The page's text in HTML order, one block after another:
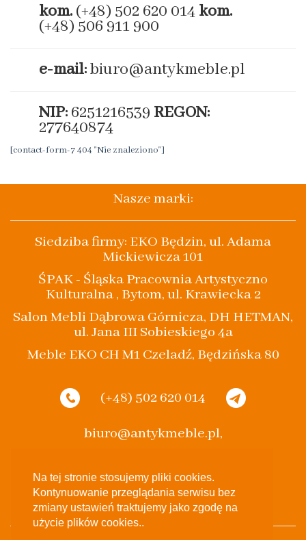
Na tej stronie stosujemy pliki cookies.
Kontynuowanie przeglądania serwisu bez
zmiany ustawień traktujemy jako zgodę na
użycie plików cookies..
kom. (+48) 502 620 014 kom.
(+48) 506 911 900
e-mail:biuro@antykmeble.pl
NIP: 6251216539 REGON:
277640874
[contact-form-7 404 "Nie znaleziono"]
Nasze marki:
Siedziba firmy: EKO Będzin, ul. Adama
Mickiewicza 101
ŚPAK - Śląska Pracownia Artystyczno
Kulturalna , Bytom, ul. Krawiecka 2
Salon Mebli Dąbrowa Górnicza, DH HETMAN,
ul. Jana III Sobieskiego 4a
Meble EKO CH M1 Czeladź, Będzińska 80
(+48) 502 620 014
biuro@antykmeble.pl,
spak.bytom@gmail.com